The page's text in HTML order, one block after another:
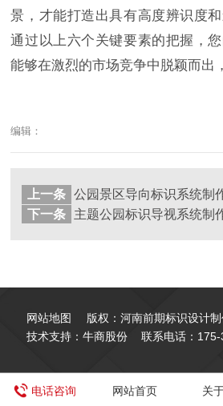
景，才能打造出具有高度辨识度
通过以上六个关键要素的把握，
能够在激烈的市场竞争中脱颖而出
编辑：
上一条
下一条
网站地图
版权：河南前期标识设计
技术支持：牛商股份
联系电话：
电话咨询 网站首页 关